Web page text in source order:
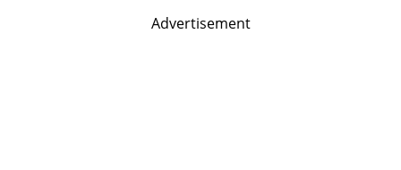
Advertisement